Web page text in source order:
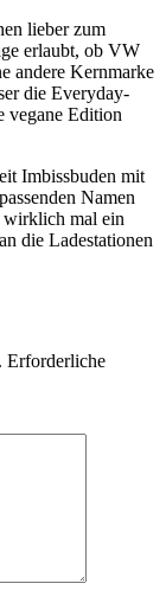
lieber zum
erlaubt, ob VW
andere Kernmarke
die Everyday-
vegane Edition
Imbissbuden mit
Namen
mal ein
die Ladestationen
Erforderliche